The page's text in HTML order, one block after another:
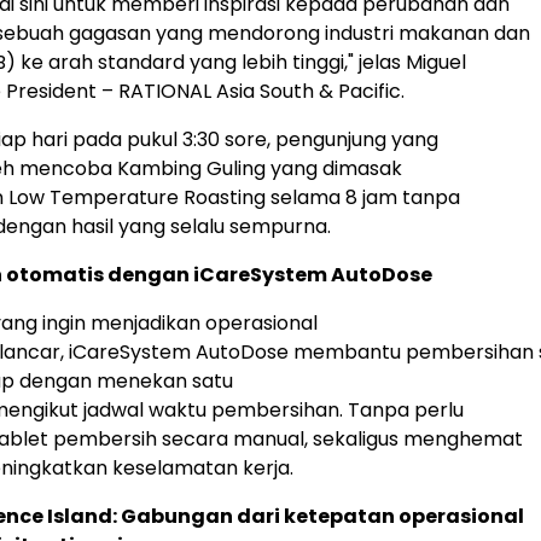
gagasan yang mendorong industri makanan dan
ke arah standard yang lebih tinggi," jelas Miguel
– RATIONAL Asia South & Pacific.
hari pada pukul 3:30 sore, pengunjung yang
mencoba Kambing Guling yang dimasak
Low Temperature Roasting selama 8 jam tanpa
hasil yang selalu sempurna.
otomatis dengan iCareSystem AutoDose
ingin menjadikan operasional
iCareSystem AutoDose membantu pembersihan
dengan menekan satu
jadwal waktu pembersihan. Tanpa perlu
pembersih secara manual, sekaligus menghemat
keselamatan kerja.
Island: Gabungan dari ketepatan operasional